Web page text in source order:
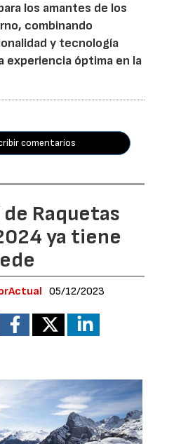
los amantes de los
combinando
y tecnología
experiencia óptima en la
comentarios
Raquetas
ya tiene
05/12/2023